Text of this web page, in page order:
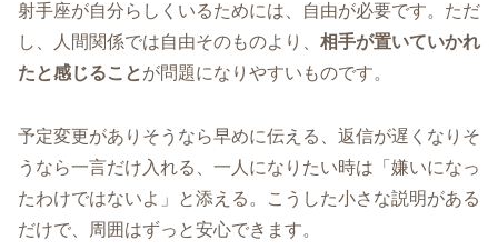
射手座が自分らしくいるためには、自由が必要です。ただ
し、人間関係では自由そのものより、 相手が置いていかれ
たと感じることが問題になりやすいものです。
予定変更がありそうなら早めに伝える、返信が遅くなりそ
うなら一言だけ入れる、一人になりたい時は「嫌いになっ
たわけではないよ」と添える。こうした小さな説明がある
だけで、周囲はずっと安心できます。